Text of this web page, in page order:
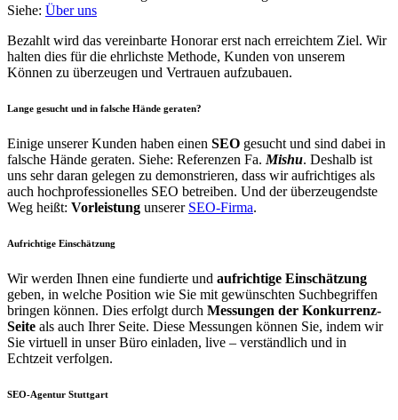
Siehe: Über uns
Bezahlt wird das vereinbarte Honorar erst nach erreichtem Ziel. Wir
halten dies für die ehrlichste Methode, Kunden von unserem
Können zu überzeugen und Vertrauen aufzubauen.
Lange gesucht und in falsche Hände geraten?
Einige unserer Kunden haben einen SEO gesucht und sind dabei in
falsche Hände geraten. Siehe: Referenzen Fa. Mishu. Deshalb ist
uns sehr daran gelegen zu demonstrieren, dass wir aufrichtiges als
auch hochprofessionelles SEO betreiben. Und der überzeugendste
Weg heißt: Vorleistung unserer SEO-Firma.
Aufrichtige Einschätzung
Wir werden Ihnen eine fundierte und aufrichtige Einschätzung
geben, in welche Position wie Sie mit gewünschten Suchbegriffen
bringen können. Dies erfolgt durch Messungen der Konkurrenz-
Seite als auch Ihrer Seite. Diese Messungen können Sie, indem wir
Sie virtuell in unser Büro einladen, live – verständlich und in
Echtzeit verfolgen.
SEO-Agentur Stuttgart